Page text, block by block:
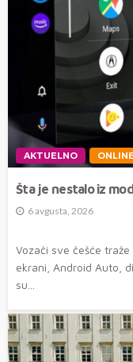
AKTUELNO
Šta je nestalo iz
6 avgusta, 2026
Vozači sve češće
ekrani, Android Auto,
su...